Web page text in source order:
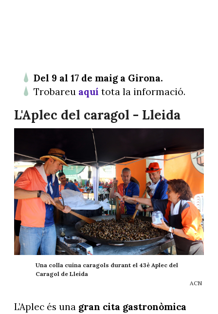
Del 9 al 17 de maig a Girona.
Trobareu aquí tota la informació.
L'Aplec del caragol - Lleida
Una colla cuina caragols durant el 43è Aplec del
Caragol de Lleida
ACN
L’Aplec és una gran cita gastronòmica